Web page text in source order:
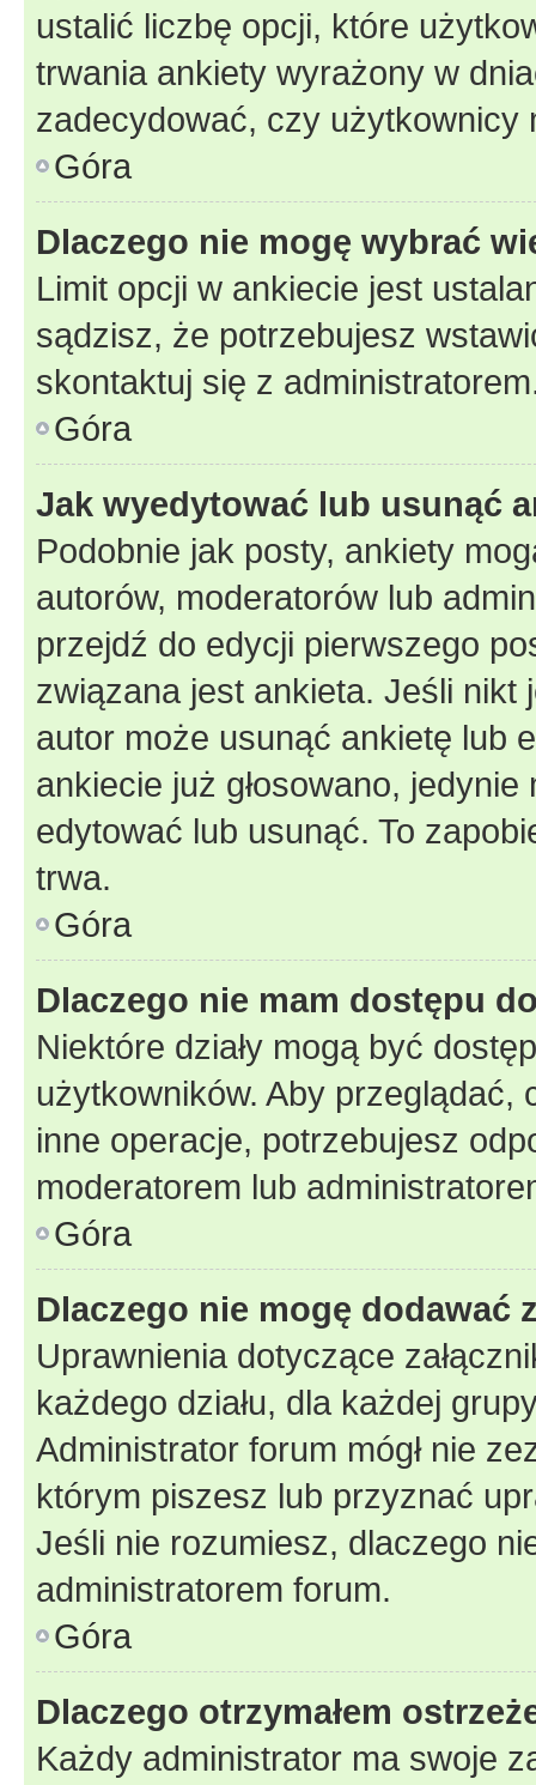
ustalić liczbę opcji, które
trwania ankiety wyrażony w
zadecydować, czy użytkownicy
Góra
Dlaczego nie mogę wybrać
Limit opcji w ankiecie jest
sądzisz, że potrzebujesz
skontaktuj się z
Góra
Jak wyedytować lub usunąć
Podobnie jak posty, ankiety
autorów, moderatorów lub
przejdź do edycji pierwszego
związana jest ankieta. Jeśli nikt
autor może usunąć ankietę lub
ankiecie już głosowano,
edytować lub usunąć. To
trwa.
Góra
Dlaczego nie mam dostępu
Niektóre działy mogą być
użytkowników. Aby
inne operacje, potrzebujesz
moderatorem lub
Góra
Dlaczego nie mogę dodawać
Uprawnienia dotyczące
każdego działu, dla każdej
Administrator forum mógł nie
którym piszesz lub przyznać
Jeśli nie rozumiesz, dlaczego
administratorem forum.
Góra
Dlaczego otrzymałem
Każdy administrator ma swoje